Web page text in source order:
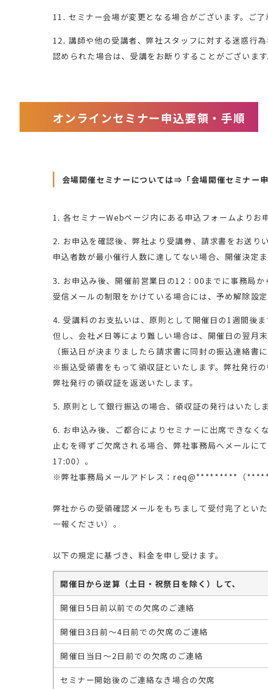
11. セミナー会場が変更となる場合がございます。ご了
12. 講師や他の受講者、弊社スタッフに対する迷惑行
認められた場合は、受講をお断りすることがございます
オンラインセミナー申込要領・手順
会場開催セミナーについては⇒「会場開催セミナー申
1. 各セミナーWebページ内にある申込フォームよりお
2. お申込を確認後、弊社より受講券、請求書をお送り
申込者数が最小催行人数に達してない場合、開催決定
3. お申込み後、開催前営業日の12：00までに事務局
受信メールの制限をかけている場合には、予め解除設
4. 受講料のお支払いは、原則として開催日の1週間後
但し、会社〆日等により難しい場合は、開催日の翌月
（振込日が決まりましたら請求書に同封の振込連絡書
※振込受領書をもって領収証といたします。弊社発行
弊社発行の領収証を返送いたします。
5. 原則として銀行振込の場合、領収証の発行はいたしま
6. お申込み後、ご都合によりセミナーに出席できなく
止むを得ずご欠席される場合、弊社事務局へメールに
17:00）。
※弊社事務局メールアドレス：req@*********（
弊社からの受領確認メールをもちまして受付完了とい
一報ください）。
以下の規定に基づき、料金を申し受けます。
開催日から逆算（土日・祝祭日を除く）して、
開催日5日前以前での欠席のご連絡
開催日3日前～4日前での欠席のご連絡
開催日当日～2日前での欠席のご連絡
セミナー開始後のご連絡なき場合の欠席